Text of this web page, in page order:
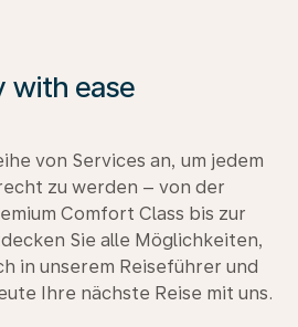
with ease
von Services an, um jedem
zu werden – von der
Comfort Class bis zur
Sie alle Möglichkeiten,
in unserem Reiseführer und
Ihre nächste Reise mit uns.